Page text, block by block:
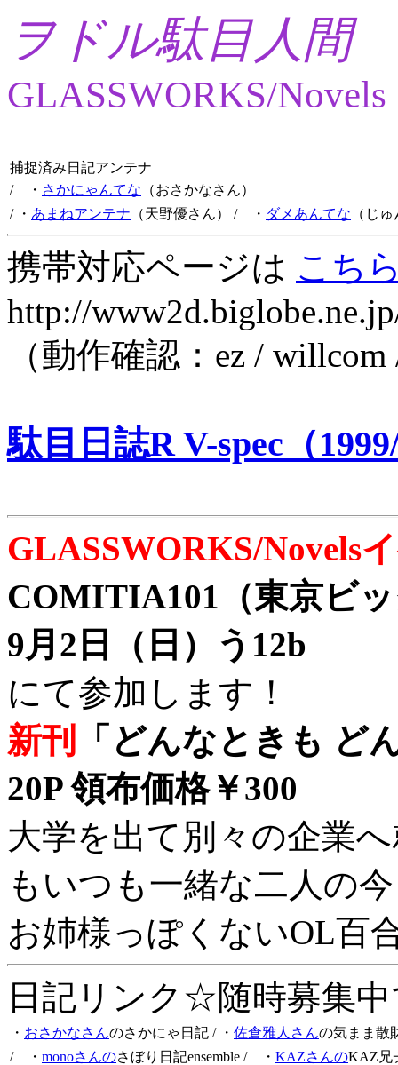
ヲドル駄目人間
GLASSWORKS/Novels
捕捉済み日記アンテナ
/ ・ さかにゃんてな （おさかなさん）
/ ・ あまねアンテナ （天野優さん） / ・ ダメあんてな （じ
携帯対応ページは こち
http://
（動作確認：ez /
駄目日誌R V-spec（
GLASSWORKS/Novels
COMITIA101（東京ビ
9月2日（日）う12b
にて参加します！
新刊
「どんなときも ど
20P 領布価格￥300
大学を出て別々の企業
もいつも一緒な二人の
お姉様っぽくないOL百
日記リンク☆随時募集
・ おさかなさんのさかにゃ日記 / ・ 佐倉雅人さんの気まま散
/ ・ monoさんのさぼり日記ensemble / ・ KAZさんのKAZ兄